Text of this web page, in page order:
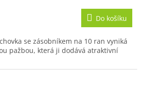
Do košíku
se zásobníkem na 10 ran vyniká
pažbou, která ji dodává atraktivní